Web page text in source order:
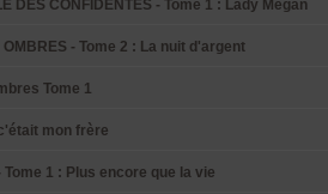
DES CONFIDENTES - Tome 1 : Lady Megan
- Tome 2 : La nuit d'argent
Tome 1
mon frère
1 : Plus encore que la vie